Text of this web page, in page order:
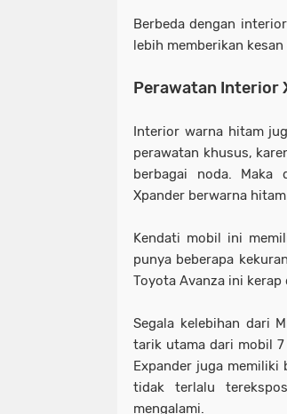
Berbeda dengan
lebih memberikan
Perawatan Interior
Interior warna hitam
perawatan khusus,
berbagai noda.
Xpander berwarna
Kendati mobil ini
punya beberapa
Toyota Avanza ini
Segala kelebihan dari
tarik utama dari mobil
Expander juga memiliki
tidak terlalu
mengalami.